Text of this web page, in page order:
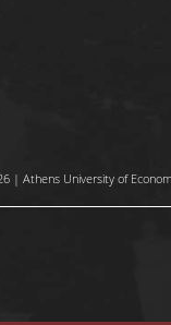
| Athens University of